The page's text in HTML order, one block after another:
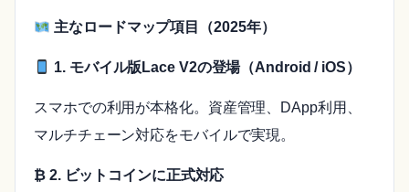
主なロードマップ項目（2025年）
1. モバイル版Lace V2の登場（Android / iOS）
スマホでの利用が本格化。資産管理、DApp利用、
マルチチェーン対応をモバイルで実現。
₿ 2. ビットコインに正式対応